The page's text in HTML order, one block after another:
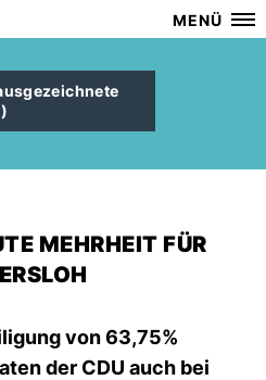
MENÜ
MEHRHEIT FÜR
von 63,75%
der CDU auch bei